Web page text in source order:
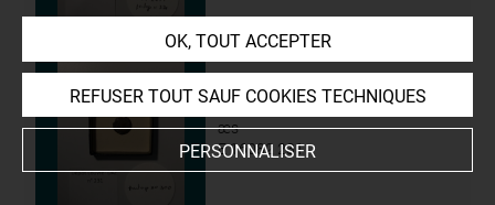
æs
E 16082 231
OK, TOUT ACCEPTER
REFUSER TOUT SAUF COOKIES TECHNIQUES
PERSONNALISER